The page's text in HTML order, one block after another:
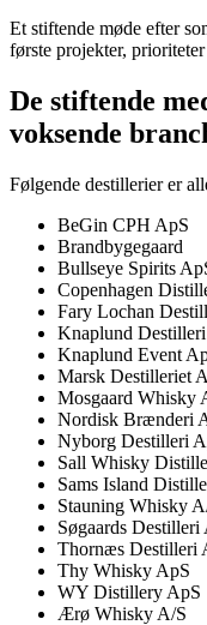
Et stiftende møde efter
første projekter,
De stiftende
voksende
Følgende destillerier er
BeGin CPH ApS
Brandbygegaard
Bullseye Spirits
Copenhagen
Fary Lochan
Knaplund
Knaplund Event
Marsk Destilleriet
Mosgaard Whisky
Nordisk Brænderi
Nyborg Destilleri
Sall Whisky
Sams Island
Stauning Whisky
Søgaards Destilleri
Thornæs Destilleri
Thy Whisky ApS
WY Distillery ApS
Ærø Whisky A/S